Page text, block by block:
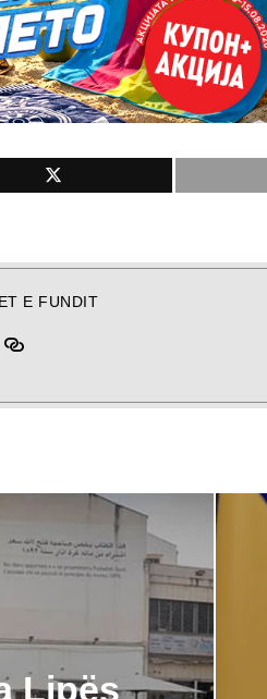
E FUNDIT
Lipës